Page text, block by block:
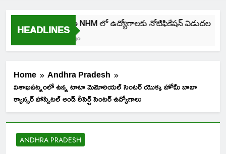
HEADLINES
తెలంగాణ NHM లో ఉద్యోగాలకు నోటిఫికేషన్ విడుదల
Home
Andhra Pradesh
విశాఖపట్నంలో ఉన్న టాటా మెమోరియల్ సెంటర్ యొక్క హోమీ బాబా
క్యాన్సర్ హాస్పిటల్ అండ్ రీసెర్చ్ సెంటర్ ఉద్యోగాలు
ANDHRA PRADESH